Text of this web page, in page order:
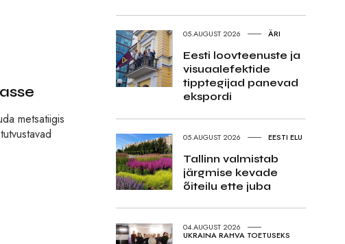
metsatiigis
05.AUGUST 2026 ÄRI
Eesti loovteenuste ja
visuaalefektide
tipptegijad panevad
ekspordi
05.AUGUST 2026 EESTI ELU
Tallinn valmistab
järgmise kevade
õiteilu ette juba
04.AUGUST 2026
UKRAINA RAHVA TOETUSEKS